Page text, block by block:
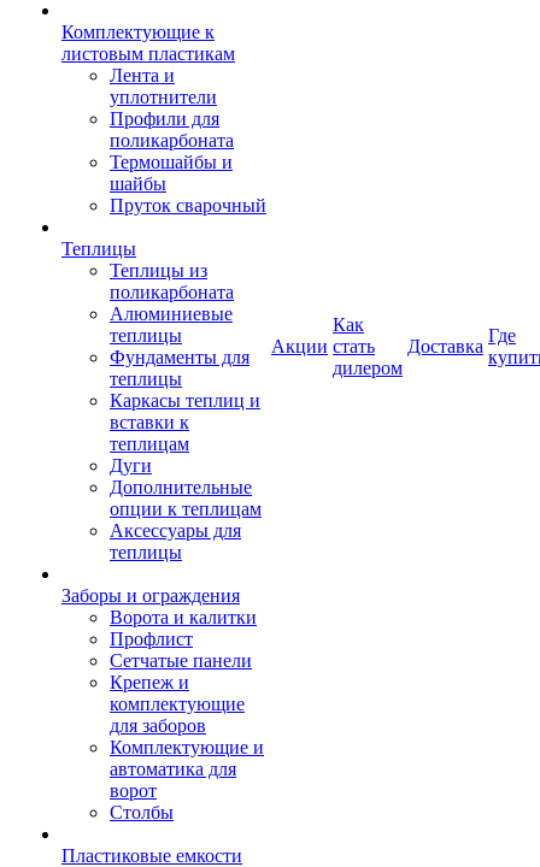
Комплектующие к
листовым пластикам
Лента и
уплотнители
Профили для
поликарбоната
Термошайбы и
шайбы
Пруток сварочный
Теплицы
Теплицы из
поликарбоната
Алюминиевые
теплицы
Фундаменты для
теплицы
Каркасы теплиц и
вставки к
теплицам
Дуги
Дополнительные
опции к теплицам
Аксессуары для
теплицы
Заборы и ограждения
Ворота и калитки
Профлист
Сетчатые панели
Крепеж и
комплектующие
для заборов
Комплектующие и
автоматика для
ворот
Столбы
Пластиковые емкости
Акции
Как
стать
дилером
Доставка
Где